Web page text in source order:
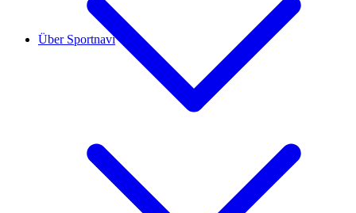
Über Sportnavi